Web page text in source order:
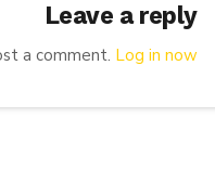
Leave a reply
a comment. Log in now